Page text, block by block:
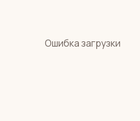
Ошибка загрузки